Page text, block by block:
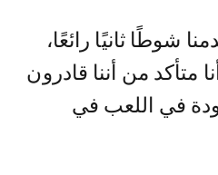
​​شوطًا ثانيًا رائعًا،
متأكد من أننا قادرون
في اللعب في